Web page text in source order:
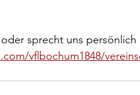
sprecht uns persönlich
vflbochum1848/